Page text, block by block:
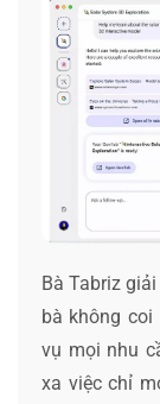
Bà Tabriz
bà không
vụ mọi nhu
xa việc chỉ